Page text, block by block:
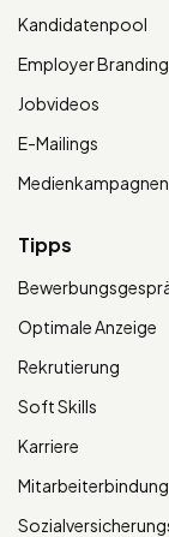
Kandidatenpool
Employer Branding
Jobvideos
E-Mailings
Medienkampagnen
Tipps
Optimale Anzeige
Rekrutierung
Soft Skills
Karriere
Mitarbeiterbindung